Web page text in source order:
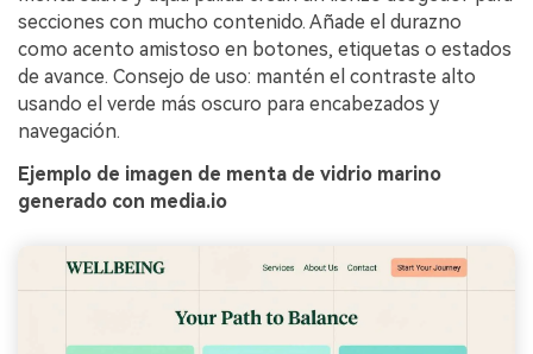
secciones con mucho contenido. Añade el durazno
como acento amistoso en botones, etiquetas o estados
de avance. Consejo de uso: mantén el contraste alto
usando el verde más oscuro para encabezados y
navegación.
Ejemplo de imagen de menta de vidrio marino
generado con media.io